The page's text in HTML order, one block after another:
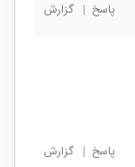
پاسخ | گزارش
پاسخ | گزارش